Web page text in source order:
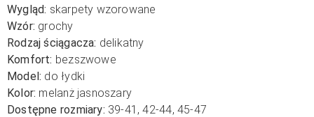
Wygląd: skarpety wzorowane
Wzór: grochy
Rodzaj ściągacza: delikatny
Komfort: bezszwowe
Model: do łydki
Kolor: melanż jasnoszary
Dostępne rozmiary: 39-41, 42-44, 45-47